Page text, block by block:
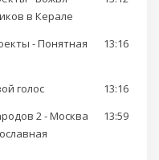
в Керале
- Понятная
13:16
голос
13:16
2 - Москва
13:59